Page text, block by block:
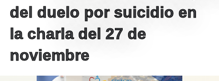
del duelo por suicidio en
la charla del 27 de
noviembre